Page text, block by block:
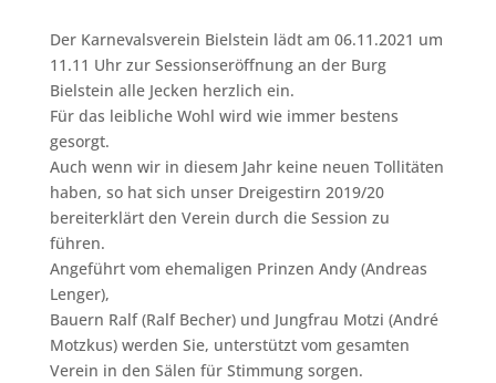
Der Karnevalsverein Bielstein lädt am 06.11.2021 um
11.11 Uhr zur Sessionseröffnung an der Burg
Bielstein alle Jecken herzlich ein.
Für das leibliche Wohl wird wie immer bestens
gesorgt.
Auch wenn wir in diesem Jahr keine neuen Tollitäten
haben, so hat sich unser Dreigestirn 2019/20
bereiterklärt den Verein durch die Session zu
führen.
Angeführt vom ehemaligen Prinzen Andy (Andreas
Lenger),
Bauern Ralf (Ralf Becher) und Jungfrau Motzi (André
Motzkus) werden Sie, unterstützt vom gesamten
Verein in den Sälen für Stimmung sorgen.